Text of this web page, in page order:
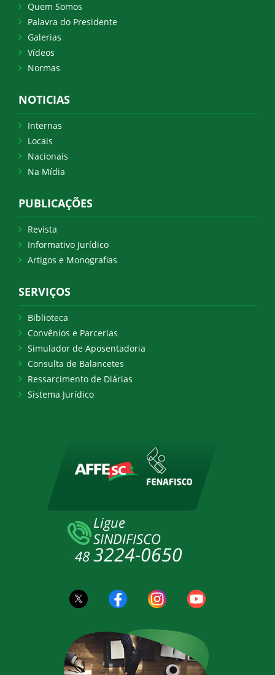
Quem Somos
Palavra do Presidente
Galerias
Vídeos
Normas
NOTICIAS
Internas
Locais
Nacionais
Na Mídia
PUBLICAÇÕES
Revista
Informativo Jurídico
Artigos e Monografias
SERVIÇOS
Biblioteca
Convênios e Parcerias
Simulador de Aposentadoria
Consulta de Balancetes
Ressarcimento de Diárias
Sistema Jurídico